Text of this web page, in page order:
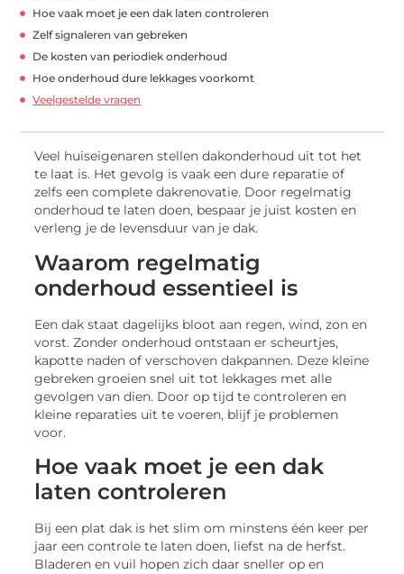
Hoe vaak moet je een dak laten controleren
Zelf signaleren van gebreken
De kosten van periodiek onderhoud
Hoe onderhoud dure lekkages voorkomt
Veelgestelde vragen
Veel huiseigenaren stellen dakonderhoud uit tot het
te laat is. Het gevolg is vaak een dure reparatie of
zelfs een complete dakrenovatie. Door regelmatig
onderhoud te laten doen, bespaar je juist kosten en
verleng je de levensduur van je dak.
Waarom regelmatig
onderhoud essentieel is
Een dak staat dagelijks bloot aan regen, wind, zon en
vorst. Zonder onderhoud ontstaan er scheurtjes,
kapotte naden of verschoven dakpannen. Deze kleine
gebreken groeien snel uit tot lekkages met alle
gevolgen van dien. Door op tijd te controleren en
kleine reparaties uit te voeren, blijf je problemen
voor.
Hoe vaak moet je een dak
laten controleren
Bij een plat dak is het slim om minstens één keer per
jaar een controle te laten doen, liefst na de herfst.
Bladeren en vuil hopen zich daar sneller op en